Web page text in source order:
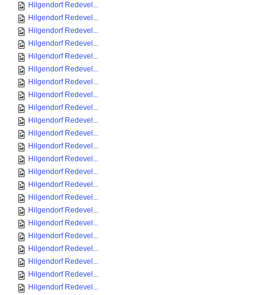
Hilgendorf Redevel...
Hilgendorf Redevel...
Hilgendorf Redevel...
Hilgendorf Redevel...
Hilgendorf Redevel...
Hilgendorf Redevel...
Hilgendorf Redevel...
Hilgendorf Redevel...
Hilgendorf Redevel...
Hilgendorf Redevel...
Hilgendorf Redevel...
Hilgendorf Redevel...
Hilgendorf Redevel...
Hilgendorf Redevel...
Hilgendorf Redevel...
Hilgendorf Redevel...
Hilgendorf Redevel...
Hilgendorf Redevel...
Hilgendorf Redevel...
Hilgendorf Redevel...
Hilgendorf Redevel...
Hilgendorf Redevel...
Hilgendorf Redevel...